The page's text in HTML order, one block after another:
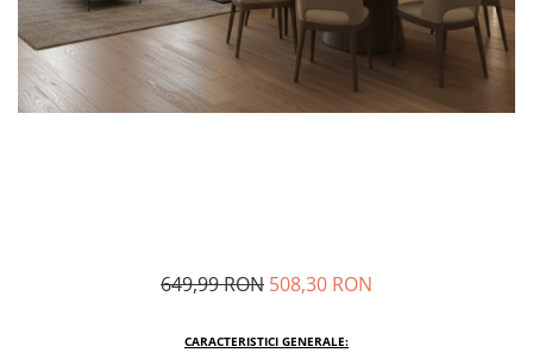
649,99 RON 508,30 RON
CARACTERISTICI GENERALE: